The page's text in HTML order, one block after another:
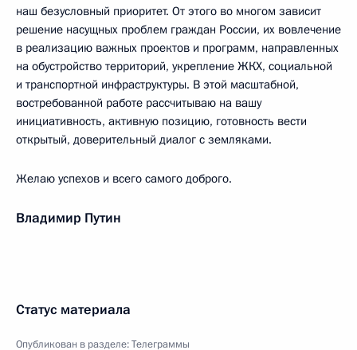
наш безусловный приоритет. От этого во многом зависит
решение насущных проблем граждан России, их вовлечение
в реализацию важных проектов и программ, направленных
на обустройство территорий, укрепление ЖКХ, социальной
и транспортной инфраструктуры. В этой масштабной,
востребованной работе рассчитываю на вашу
инициативность, активную позицию, готовность вести
открытый, доверительный диалог с земляками.
Желаю успехов и всего самого доброго.
Владимир Путин
Статус материала
Опубликован в разделе:Телеграммы